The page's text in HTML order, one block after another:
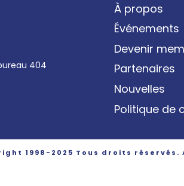
404
À propos
Événements
Devenir
Partenaires
Nouvelles
Politique de
1998-2025 Tous droits